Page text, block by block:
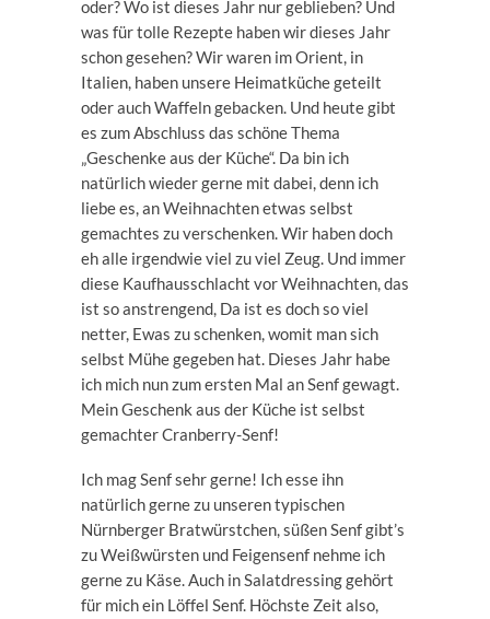
oder? Wo ist dieses Jahr nur geblieben? Und
was für tolle Rezepte haben wir dieses Jahr
schon gesehen? Wir waren im Orient, in
Italien, haben unsere Heimatküche geteilt
oder auch Waffeln gebacken. Und heute gibt
es zum Abschluss das schöne Thema
„Geschenke aus der Küche“. Da bin ich
natürlich wieder gerne mit dabei, denn ich
liebe es, an Weihnachten etwas selbst
gemachtes zu verschenken. Wir haben doch
eh alle irgendwie viel zu viel Zeug. Und immer
diese Kaufhausschlacht vor Weihnachten, das
ist so anstrengend, Da ist es doch so viel
netter, Ewas zu schenken, womit man sich
selbst Mühe gegeben hat. Dieses Jahr habe
ich mich nun zum ersten Mal an Senf gewagt.
Mein Geschenk aus der Küche ist selbst
gemachter Cranberry-Senf!
Ich mag Senf sehr gerne! Ich esse ihn
natürlich gerne zu unseren typischen
Nürnberger Bratwürstchen, süßen Senf gibt’s
zu Weißwürsten und Feigensenf nehme ich
gerne zu Käse. Auch in Salatdressing gehört
für mich ein Löffel Senf. Höchste Zeit also,